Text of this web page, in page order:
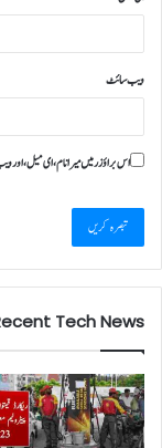
ویب‌ سائٹ
اس براؤزر میں میرا نام، ای میل،
Tech News